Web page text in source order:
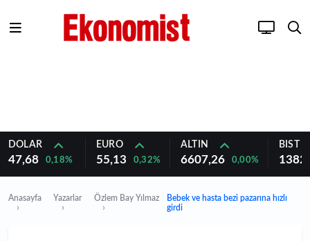
DOLAR
47,68 0,18%
EURO
55,13 0,32%
ALTIN
6607,26 0,00%
BIST
Anasayfa Yazarlar Özlem Bay Yılmaz
Bebek ve hasta bezi pazarına hızlı
girdi